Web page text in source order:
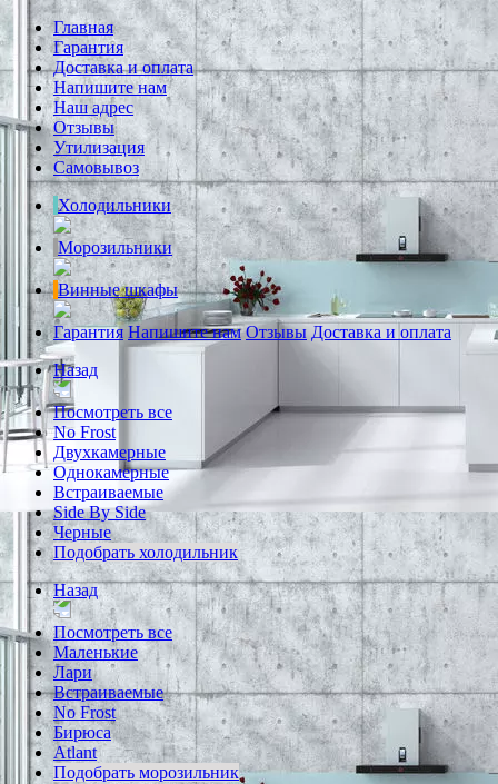
Главная
Гарантия
Доставка и оплата
Напишите нам
Наш адрес
Отзывы
Утилизация
Самовывоз
Холодильники
Морозильники
Винные шкафы
Гарантия Напишите нам Отзывы Доставка и оплата
Назад
Посмотреть все
No Frost
Двухкамерные
Однокамерные
Встраиваемые
Side By Side
Черные
Подобрать холодильник
Назад
Посмотреть все
Маленькие
Лари
Встраиваемые
No Frost
Бирюса
Atlant
Подобрать морозильник